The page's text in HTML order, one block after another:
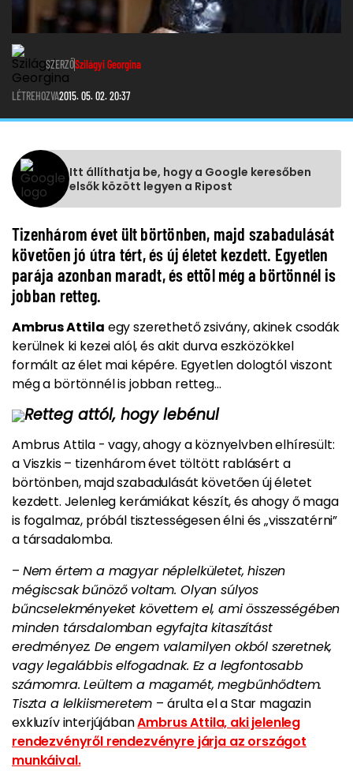
SZERZŐSzilágyi Georgina
LÉTREHOZVA2015. 05. 02. 20:37
Itt állíthatja be, hogy a Google keresőben
elsők között legyen a Ripost
Tizenhárom évet ült börtönben, majd szabadulását
követõen jó útra tért, és új életet kezdett. Egyetlen
parája azonban maradt, és ettõl még a börtönnél is
jobban retteg.
Ambrus Attila egy szerethető zsivány, akinek csodák
kerülnek ki kezei alól, és akit durva eszközökkel
formált az élet mai képére. Egyetlen dologtól viszont
még a börtönnél is jobban retteg…
Retteg attól, hogy lebénul
Ambrus Attila - vagy, ahogy a köznyelvben elhíresült:
a Viszkis – tizenhárom évet töltött rablásért a
börtönben, majd szabadulását követően új életet
kezdett. Jelenleg kerámiákat készít, és ahogy ő maga
is fogalmaz, próbál tisztességesen élni és „visszatérni”
a társadalomba.
– Nem értem a magyar néplelkületet, hiszen
mégiscsak bűnöző voltam. Olyan súlyos
bűncselekményeket követtem el, ami összességében
minden társdalomban egyfajta kitaszítást
eredményez. De engem valamilyen okból szeretnek,
vagy legalábbis elfogadnak. Ez a legfontosabb
számomra. Leültem a magamét, megbűnhődtem.
Tiszta a lelkiismeretem – árulta el a Star magazin
exkluzív interjújábanAmbrus Attila, aki jelenleg
rendezvényről rendezvényre járja az országot
munkáival.